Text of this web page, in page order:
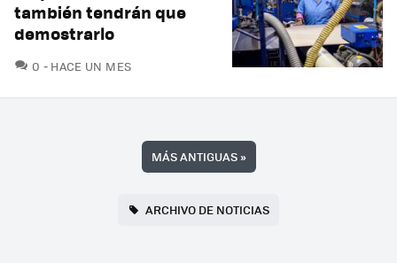
también tendrán que
demostrarlo
0 COMENTARIOS
HACE UN MES
MÁS ANTIGUAS»
ARCHIVO DE NOTICIAS